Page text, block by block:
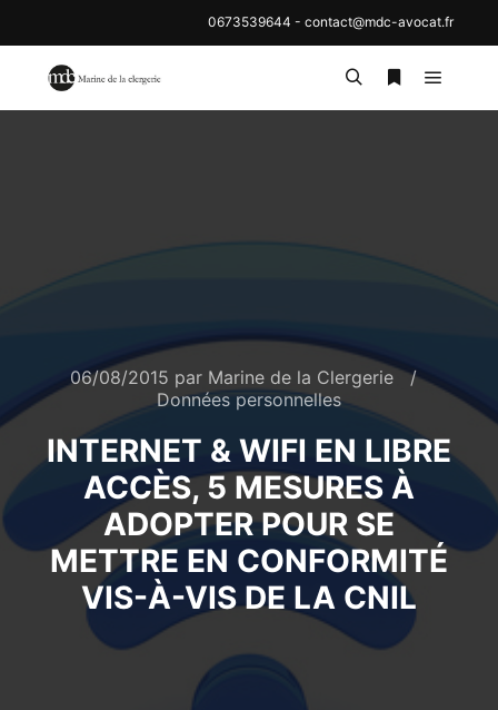
0673539644 - contact@mdc-avocat.fr
Menu
06/08/2015 par Marine de la Clergerie
Données personnelles
INTERNET & WIFI EN LIBRE
ACCÈS, 5 MESURES À
ADOPTER POUR SE
METTRE EN CONFORMITÉ
VIS-À-VIS DE LA CNIL